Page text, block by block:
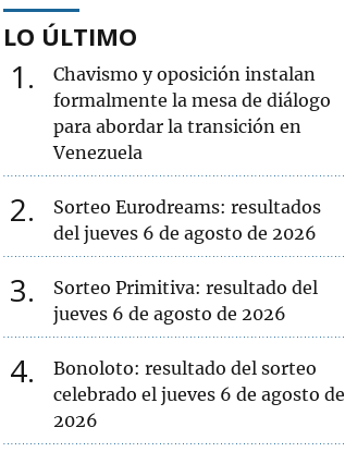
LO ÚLTIMO
1
Chavismo y oposición instalan
formalmente la mesa de diálogo
para abordar la transición en
Venezuela
2
Sorteo Eurodreams: resultados
del jueves 6 de agosto de 2026
3
Sorteo Primitiva: resultado del
jueves 6 de agosto de 2026
4
Bonoloto: resultado del sorteo
celebrado el jueves 6 de agosto de
2026